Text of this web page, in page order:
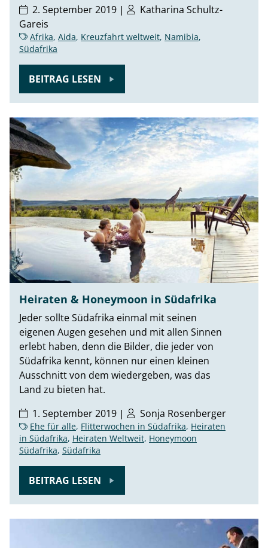
2. September 2019 |
Katharina Schultz-
Gareis
Afrika, Aida, Kreuzfahrt weltweit, Namibia,
Südafrika
BEITRAG LESEN
Heiraten & Honeymoon in Südafrika
Jeder sollte Südafrika einmal mit seinen
eigenen Augen gesehen und mit allen Sinnen
erlebt haben, denn die Bilder, die jeder von
Südafrika kennt, können nur einen kleinen
Ausschnitt von dem wiedergeben, was das
Land zu bieten hat.
1. September 2019 |
Sonja Rosenberger
Ehe für alle, Flitterwochen in Südafrika, Heiraten
in Südafrika, Heiraten Weltweit, Honeymoon
Südafrika, Südafrika
BEITRAG LESEN